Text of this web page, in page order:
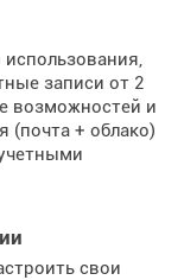
записи от 2
возможностей и
(почта + облако)
свои